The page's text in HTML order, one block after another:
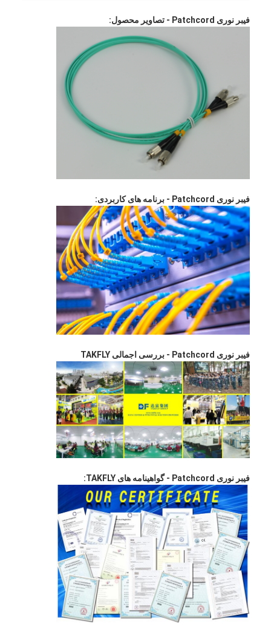
خانه
تور کارخانه
کنترل کیفیت
با ما تماس بگیرید
اخبار
حالا حرف بزن
MPO MTP
WDM MUX DEMUX
تقسیم کننده فیبر نوری PLC
فیش نوری Patchcord
رنگدانه فیبر نوری
آداپتور فیبر نوری
اتصال فیبر نوری
کاهش دهنده فیبر نوری
جعبه خاتمه فیبر نوری
پنل پچ فیبر نوری
ماژول فرستنده نوری
مبدل رسانه ای فیبر نوری
سوئیچ فیبر اترنت
فیبر نوری Patchcord - تصاویر محصول:
فیبر نوری Patchcord - برنامه های کاربردی:
فیبر نوری Patchcord - بررسی اجمالی TAKFLY
فیبر نوری Patchcord - گواهینامه های TAKFLY: